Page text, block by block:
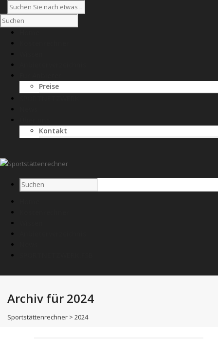
Preise
Kontakt
Archiv für 2024
Sportstättenrechner > 2024